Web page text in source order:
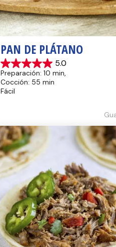
PAN DE PLÁTANO
5.0
5.0
de
5
estrellas.
Preparación: 10 min,
Cocción: 55 min
Fácil